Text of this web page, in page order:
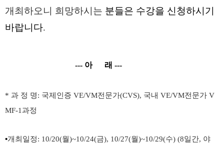
개최하오니 희망하시는 분들은 수강을 신청하시기
바랍니다.
--- 아 래 ---
* 과 정 명: 국제인증 VE/VM전문가(CVS), 국내 VE/VM전문가 V
MF-1과정
•개최일정: 10/20(월)~10/24(금), 10/27(월)~10/29(수) (8일간, 야